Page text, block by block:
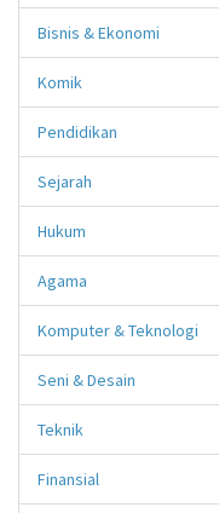
Bisnis & Ekonomi
Komik
Pendidikan
Sejarah
Hukum
Agama
Komputer & Teknologi
Seni & Desain
Teknik
Finansial